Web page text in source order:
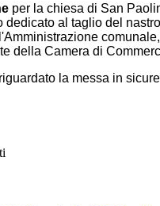
per la chiesa di San
dedicato al taglio del
della Camera di
riguardato la messa in